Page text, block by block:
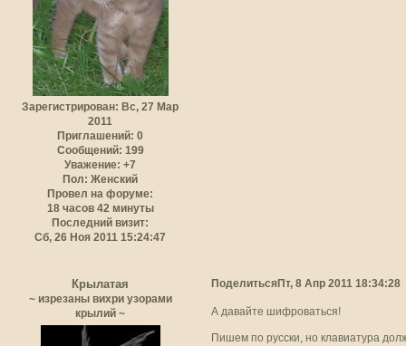
Зарегистрирован: Вс, 27 Мар
2011
Приглашений: 0
Сообщений: 199
Уважение: +7
Пол: Женский
Провел на форуме:
18 часов 42 минуты
Последний визит:
Сб, 26 Ноя 2011 15:24:47
ПоделитьсяПт, 8 Апр 2011 18:34:28
Крылатая
~ изрезаны вихри узорами
крылий ~
А давайте шифроваться!
Пишем по русски, но клавиатура